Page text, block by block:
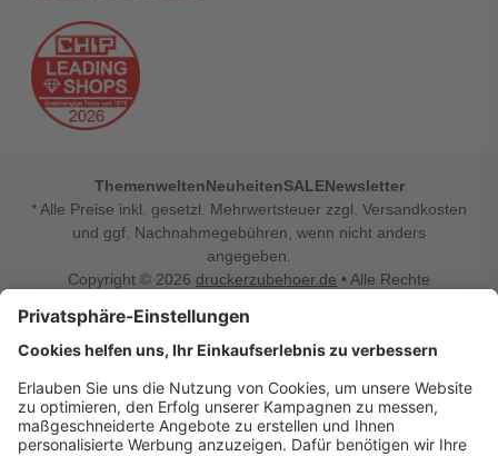
ThemenweltenNeuheitenSALENewsletter
* Alle Preise inkl. gesetzl. Mehrwertsteuer zzgl. Versandkosten
und ggf. Nachnahmegebühren, wenn nicht anders
angegeben.
Copyright © 2026 druckerzubehoer.de • Alle Rechte
Vertrag widerrufen
Druckerzubehoer.de – preiswerte Qualität für Ihr Office
Sie sind auf der Suche nach dem passenden Druckerzubehör
oder Zubehör für das Büro, den Computer oder Ihr
Smartphone? Dann sind Sie bei Druckerzubehoer.de genau